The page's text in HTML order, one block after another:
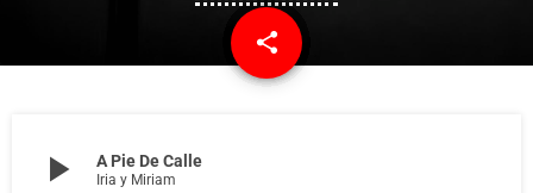
share
email
play_arrow A Pie De Calle
Iria y Miriam